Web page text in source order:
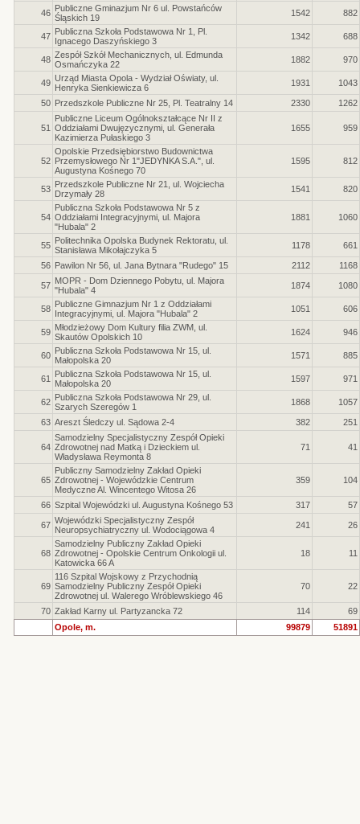
46 Publiczne Gminazjum Nr 6 ul. Powstańców
Śląskich 19
1542 882
47 Publiczna Szkoła Podstawowa Nr 1, Pl.
Ignacego Daszyńskiego 3
1342 688
48 Zespół Szkół Mechanicznych, ul. Edmunda
Osmańczyka 22
1882 970
49 Urząd Miasta Opola - Wydział Oświaty, ul.
Henryka Sienkiewicza 6
1931 1043
50 Przedszkole Publiczne Nr 25, Pl. Teatralny 14 2330 1262
51
Publiczne Liceum Ogólnokształcące Nr II z
Oddziałami Dwujęzycznymi, ul. Generała
Kazimierza Pułaskiego 3
1655 959
52
Opolskie Przedsiębiorstwo Budownictwa
Przemysłowego Nr 1"JEDYNKA S.A.", ul.
Augustyna Kośnego 70
1595 812
53 Przedszkole Publiczne Nr 21, ul. Wojciecha
Drzymały 28
1541 820
54
Publiczna Szkoła Podstawowa Nr 5 z
Oddziałami Integracyjnymi, ul. Majora
"Hubala" 2
1881 1060
55 Politechnika Opolska Budynek Rektoratu, ul.
Stanisława Mikołajczyka 5
1178 661
56 Pawilon Nr 56, ul. Jana Bytnara "Rudego" 15 2112 1168
57 MOPR - Dom Dziennego Pobytu, ul. Majora
"Hubala" 4
1874 1080
58 Publiczne Gimnazjum Nr 1 z Oddziałami
Integracyjnymi, ul. Majora "Hubala" 2
1051 606
59 Młodzieżowy Dom Kultury filia ZWM, ul.
Skautów Opolskich 10
1624 946
60 Publiczna Szkoła Podstawowa Nr 15, ul.
Małopolska 20
1571 885
61
Publiczna Szkoła Podstawowa Nr 15, ul.
Małopolska 20
1597 971
62 Publiczna Szkoła Podstawowa Nr 29, ul.
Szarych Szeregów 1
1868 1057
63 Areszt Śledczy ul. Sądowa 2-4 382 251
64
Samodzielny Specjalistyczny Zespół Opieki
Zdrowotnej nad Matką i Dzieckiem ul.
Władysława Reymonta 8
71 41
65
Publiczny Samodzielny Zakład Opieki
Zdrowotnej - Wojewódzkie Centrum
Medyczne Al. Wincentego Witosa 26
359 104
66 Szpital Wojewódzki ul. Augustyna Kośnego 53 317 57
67 Wojewódzki Specjalistyczny Zespół
Neuropsychiatryczny ul. Wodociągowa 4
241 26
68
Samodzielny Publiczny Zakład Opieki
Zdrowotnej - Opolskie Centrum Onkologii ul.
Katowicka 66 A
18 11
69
116 Szpital Wojskowy z Przychodnią
Samodzielny Publiczny Zespół Opieki
Zdrowotnej ul. Walerego Wróblewskiego 46
70 22
70 Zakład Karny ul. Partyzancka 72 114
69
Opole, m.
99879 51891